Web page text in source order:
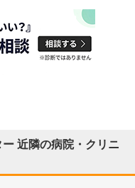
ー 近隣の病院・クリニ